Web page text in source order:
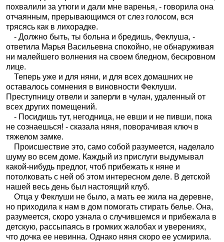
похвалили за утюги и дали мне варенья, - говорила она
отчаянным, прерывающимся от слез голосом, вся
трясясь как в лихорадке.
- Должно быть, ты больна и бредишь, Феклуша, -
ответила Марья Васильевна спокойно, не обнаруживая
ни малейшего волнения на своем бледном, бескровном
лице.
Теперь уже и для няни, и для всех домашних не
оставалось сомнения в виновности Феклуши.
Преступницу отвели и заперли в чулан, удаленный от
всех других помещений.
- Посидишь тут, негодница, не евши и не пивши, пока
не сознаешься! - сказала няня, поворачивая ключ в
тяжелом замке.
Происшествие это, само собой разумеется, наделало
шуму во всем доме. Каждый из прислуги выдумывал
какой-нибудь предлог, чтоб прибежать к няне и
потолковать с ней об этом интересном деле. В детской
нашей весь день был настоящий клуб.
Отца у Феклуши не было, а мать ее жила на деревне,
но приходила к нам в дом помогать стирать белье. Она,
разумеется, скоро узнала о случившемся и прибежала в
детскую, рассыпаясь в громких жалобах и уверениях,
что дочка ее невинна. Однако няня скоро ее усмирила.